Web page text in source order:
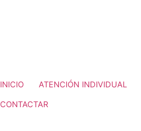
INICIO ATENCIÓN INDIVIDUAL
CONTACTAR